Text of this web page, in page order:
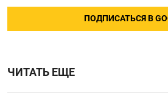
ПОДПИСАТЬСЯ В
ЧИТАТЬ ЕЩЕ